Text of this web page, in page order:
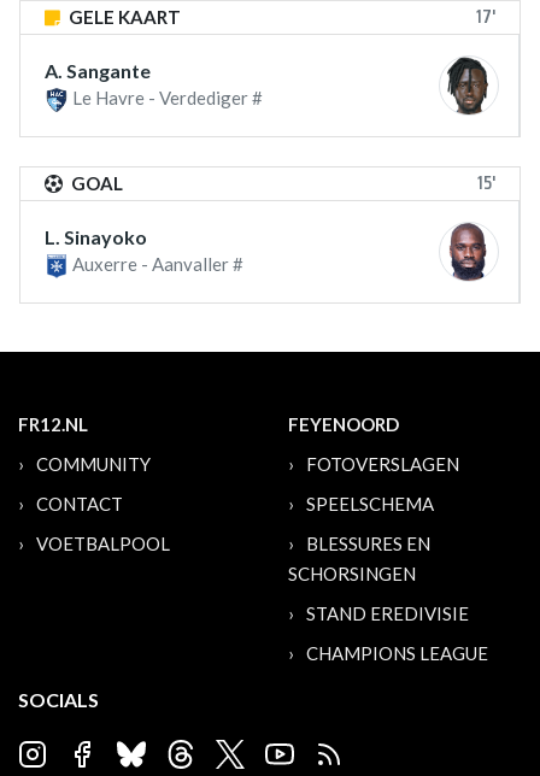
GELE KAART 17'
A. Sangante
Le Havre - Verdediger #
GOAL 15'
L. Sinayoko
Auxerre - Aanvaller #
FR12.NL
COMMUNITY
CONTACT
VOETBALPOOL
FEYENOORD
FOTOVERSLAGEN
SPEELSCHEMA
BLESSURES EN
SCHORSINGEN
STAND EREDIVISIE
CHAMPIONS LEAGUE
SOCIALS